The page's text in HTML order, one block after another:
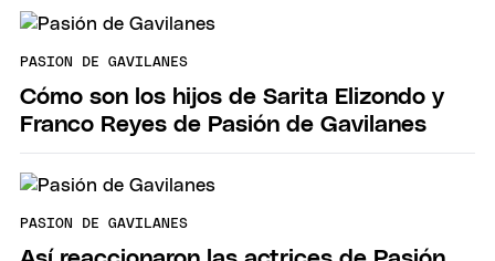
PASION DE GAVILANES
Cómo son los hijos de Sarita Elizondo y
Franco Reyes de Pasión de Gavilanes
PASION DE GAVILANES